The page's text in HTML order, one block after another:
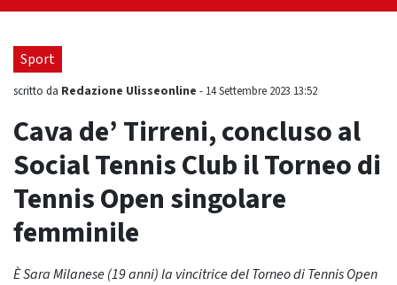
Sport
scritto da Redazione Ulisseonline - 14 Settembre 2023 13:52
Cava de’ Tirreni, concluso al
Social Tennis Club il Torneo di
Tennis Open singolare
femminile
È Sara Milanese (19 anni) la vincitrice del Torneo di Tennis Open